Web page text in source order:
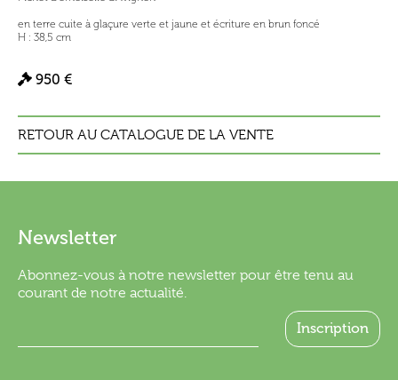
en terre cuite à glaçure verte et jaune et écriture en brun foncé
H : 38,5 cm
950 €
RETOUR AU CATALOGUE DE LA VENTE
Newsletter
Abonnez-vous à notre newsletter pour être tenu au
courant de notre actualité.